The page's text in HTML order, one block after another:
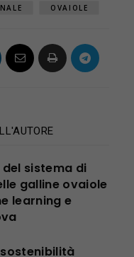
OVAIOLE
sistema di
galline ovaiole
learning e